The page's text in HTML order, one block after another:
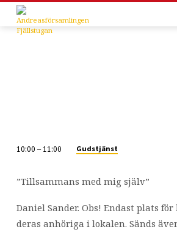
10:00 – 11:00 Gudstjänst
”Tillsammans med mig själv”
Daniel Sander. Obs! Endast plats
deras anhöriga i lokalen. Sänds